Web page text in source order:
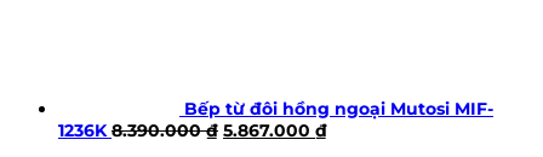
Bếp từ đôi hồng ngoại Mutosi MIF-
1236K 8.390.000₫ Giá
5.867.000 ₫Giá